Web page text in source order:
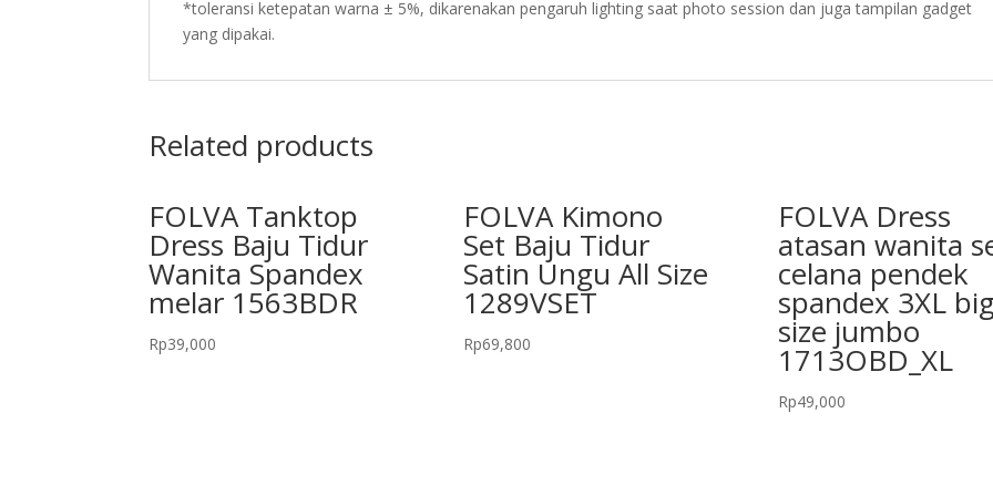
*toleransi ketepatan warna ± 5%, dikarenakan pengaruh lighting saat photo session dan juga tampilan gadget
yang dipakai.
Related products
FOLVA Tanktop
Dress Baju Tidur
Wanita Spandex
melar 1563BDR
Rp39,000
FOLVA Kimono
Set Baju Tidur
Satin Ungu All Size
1289VSET
Rp69,800
FOLVA Dress
atasan wanita
celana pendek
spandex 3XL
size jumbo
1713OBD_XL
Rp49,000